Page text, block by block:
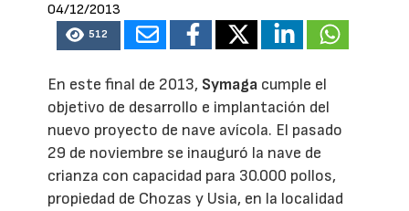
04/12/2013
512
En este final de 2013, Symaga cumple el
objetivo de desarrollo e implantación del
nuevo proyecto de nave avícola. El pasado
29 de noviembre se inauguró la nave de
crianza con capacidad para 30.000 pollos,
propiedad de Chozas y Usia, en la localidad